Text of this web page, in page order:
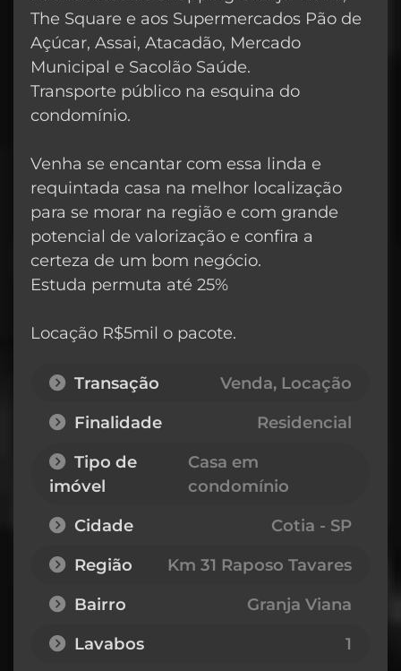
The Square e aos Supermercados Pão de
Açúcar, Assai, Atacadão, Mercado
Municipal e Sacolão Saúde.
Transporte público na esquina do
condomínio.
Venha se encantar com essa linda e
requintada casa na melhor localização
para se morar na região e com grande
potencial de valorização e confira a
certeza de um bom negócio.
Estuda permuta até 25%
Locação R$5mil o pacote.
Transação
Venda, Locação
Finalidade
Residencial
Tipo de
imóvel
Casa em
condomínio
Cidade
Cotia - SP
Região
Km 31 Raposo Tavares
Bairro
Granja Viana
Lavabos
1